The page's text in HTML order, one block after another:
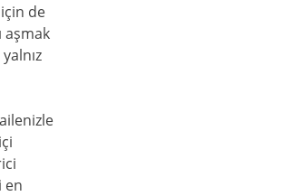
de
aşmak
en